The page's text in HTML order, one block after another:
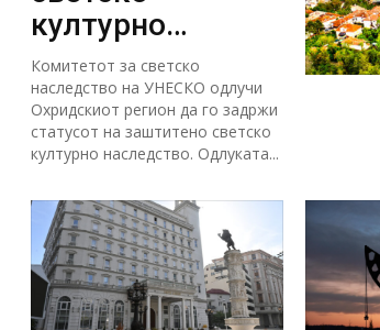
културно
наследство
Комитетот за светско
наследство на УНЕСКО одлучи
Охридскиот регион да го задржи
статусот на заштитено светско
културно наследство. Одлуката...